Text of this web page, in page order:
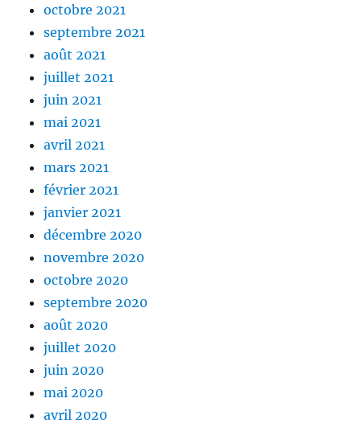
octobre 2021
septembre 2021
août 2021
juillet 2021
juin 2021
mai 2021
avril 2021
mars 2021
février 2021
janvier 2021
décembre 2020
novembre 2020
octobre 2020
septembre 2020
août 2020
juillet 2020
juin 2020
mai 2020
avril 2020